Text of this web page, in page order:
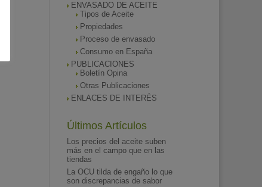
ENVASADO DE ACEITE
Tipos de Aceite
Propiedades
Proceso de envasado
Consumo en España
PUBLICACIONES
Boletín Opina
Otras Publicaciones
ENLACES DE INTERÉS
Últimos Artículos
Los precios del aceite suben
más en el campo que en las
tiendas
La OCU tilda de engaño lo que
son discrepancias de sabor